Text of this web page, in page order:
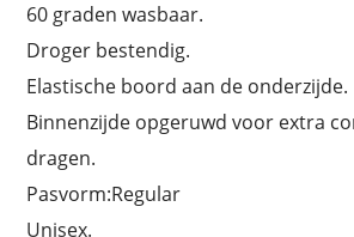
60 graden wasbaar.
Droger bestendig.
Elastische boord aan de onderzijde.
Binnenzijde opgeruwd voor extra
dragen.
Pasvorm:Regular
Unisex.